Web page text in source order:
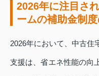
2026年に注目さ
ームの補助金制
2026年において、中古住
支援は、省エネ性能の向